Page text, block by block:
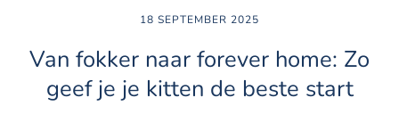
18 SEPTEMBER 2025
Van fokker naar forever home: Zo
geef je je kitten de beste start